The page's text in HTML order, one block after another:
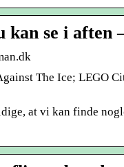
kan se i aften
The Ice; LEGO
at vi kan finde